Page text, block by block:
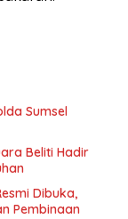
Sumsel
Beliti Hadir
Dibuka,
Pembinaan